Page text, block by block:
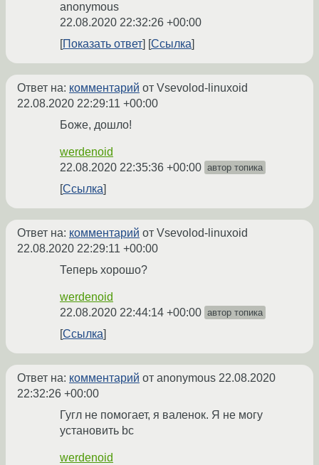
anonymous
22.08.2020 22:32:26 +00:00
Показать ответ
Ссылка
Ответ на: комментарий от Vsevolod-linuxoid
22.08.2020 22:29:11 +00:00
Боже, дошло!
werdenoid
22.08.2020 22:35:36 +00:00 автор топика
Ссылка
Ответ на: комментарий от Vsevolod-linuxoid
22.08.2020 22:29:11 +00:00
Теперь хорошо?
werdenoid
22.08.2020 22:44:14 +00:00 автор топика
Ссылка
Ответ на: комментарий от anonymous 22.08.2020
22:32:26 +00:00
Гугл не помогает, я валенок. Я не могу
установить bc
werdenoid